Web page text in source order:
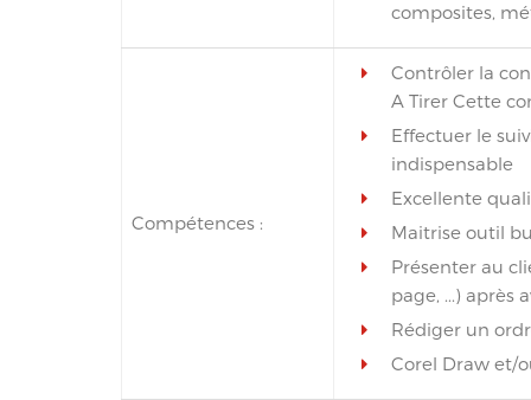
composites,
Compétences :
Contrôler la
A Tirer Cette
Effectuer le
indispensable
Excellente
Maitrise outil
Présenter au
page, ...) après
Rédiger un
Corel Draw et/